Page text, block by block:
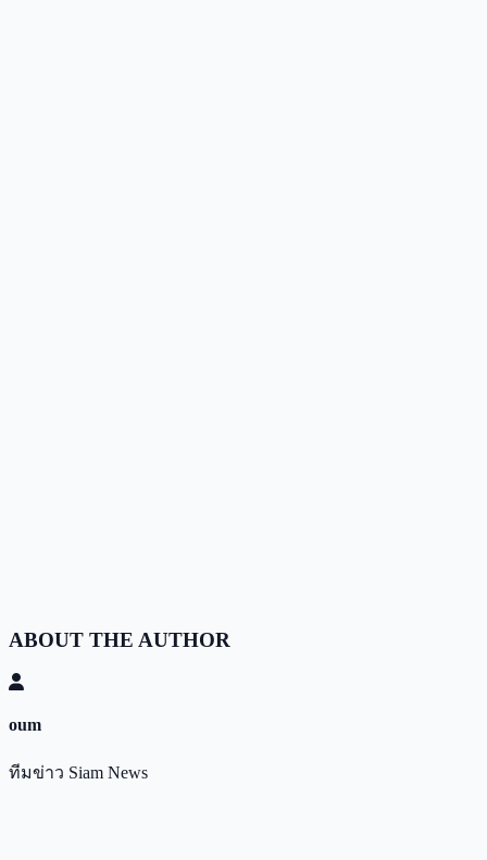
ABOUT THE AUTHOR
oum
ทีมข่าว Siam News